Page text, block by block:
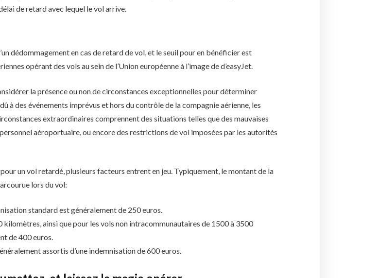
de retard avec lequel le vol arrive.
dédommagement en cas de retard de vol, et le seuil pour en bénéficier est
opérant des vols au sein de l’Union européenne à l’image de d’easyJet.
la présence ou non de circonstances exceptionnelles pour déterminer
à des événements imprévus et hors du contrôle de la compagnie aérienne, les
extraordinaires comprennent des situations telles que des mauvaises
aéroportuaire, ou encore des restrictions de vol imposées par les autorités
un vol retardé, plusieurs facteurs entrent en jeu. Typiquement, le montant de la
lors du vol:
standard est généralement de 250 euros.
ainsi que pour les vols non intracommunautaires de 1500 à 3500
de 400 euros.
assortis d’une indemnisation de 600 euros.